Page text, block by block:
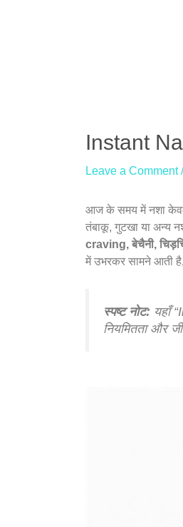
Instant
Leave a Comment
आज के समय में नशा
तंबाकू, गुटखा या अन्य
craving, बेचैनी,
में उभरकर सामने आती
स्पष्ट नोट: यहाँ
नियमितता और